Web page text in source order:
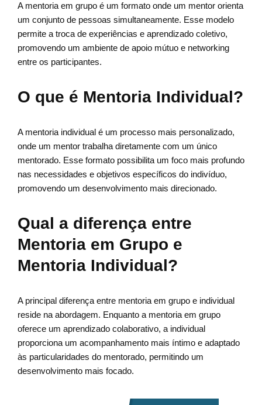
A mentoria em grupo é um formato onde um mentor orienta
um conjunto de pessoas simultaneamente. Esse modelo
permite a troca de experiências e aprendizado coletivo,
promovendo um ambiente de apoio mútuo e networking
entre os participantes.
O que é Mentoria Individual?
A mentoria individual é um processo mais personalizado,
onde um mentor trabalha diretamente com um único
mentorado. Esse formato possibilita um foco mais profundo
nas necessidades e objetivos específicos do indivíduo,
promovendo um desenvolvimento mais direcionado.
Qual a diferença entre
Mentoria em Grupo e
Mentoria Individual?
A principal diferença entre mentoria em grupo e individual
reside na abordagem. Enquanto a mentoria em grupo
oferece um aprendizado colaborativo, a individual
proporciona um acompanhamento mais íntimo e adaptado
às particularidades do mentorado, permitindo um
desenvolvimento mais focado.